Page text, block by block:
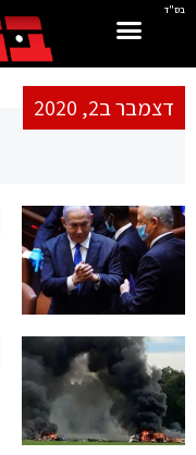
בס"ד
דצמבר ב2, 2020